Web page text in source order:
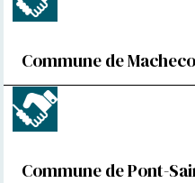
Commune de
Commune de Pont-